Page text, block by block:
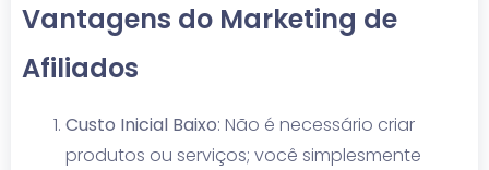
Vantagens do Marketing de
Afiliados
Custo Inicial Baixo: Não é necessário criar
produtos ou serviços; você simplesmente